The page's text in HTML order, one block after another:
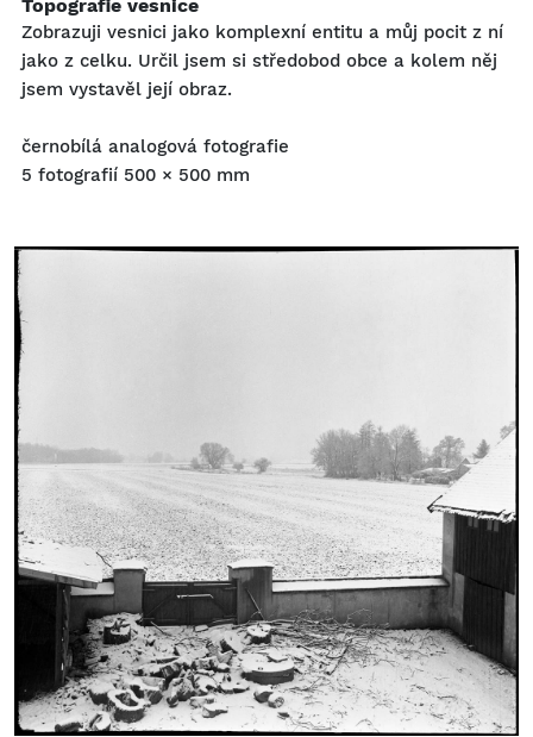
Topografie vesnice
Zobrazuji vesnici jako komplexní entitu a můj pocit z ní
jako z celku. Určil jsem si středobod obce a kolem něj
jsem vystavěl její obraz.
černobílá analogová fotografie
5 fotografií 500 × 500 mm